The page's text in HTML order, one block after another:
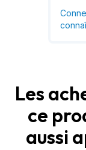
Les
ce
aussi